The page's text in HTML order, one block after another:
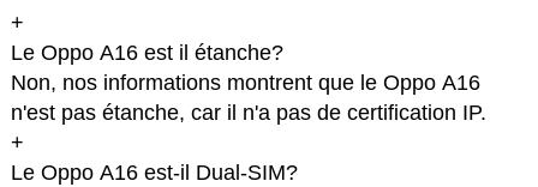
+
Le Oppo A16 est il étanche?
Non, nos informations montrent que le Oppo A16
n'est pas étanche, car il n'a pas de certification IP.
+
Le Oppo A16 est-il Dual-SIM?